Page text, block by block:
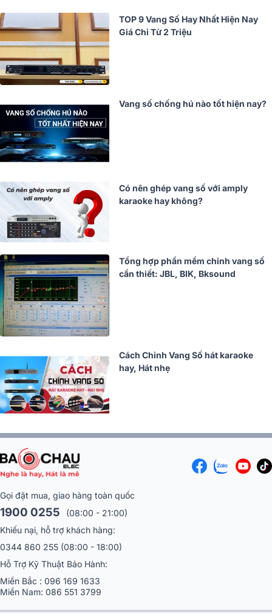
TOP 9 Vang Số Hay Nhất Hiện Nay
Giá Chỉ Từ 2 Triệu
Vang số chống hú nào tốt hiện nay?
Có nên ghép vang số với amply
karaoke hay không?
Tổng hợp phần mềm chỉnh vang số
cần thiết: JBL, BIK, Bksound
Cách Chỉnh Vang Số hát karaoke
hay, Hát nhẹ
Gọi đặt mua, giao hàng toàn quốc
1900 0255
(08:00 - 21:00)
Khiếu nại, hỗ trợ khách hàng:
0344 860 255 (08:00 - 18:00)
Hỗ Trợ Kỹ Thuật Bảo Hành:
Miền Bắc : 096 169 1633
Miền Nam: 086 551 3799